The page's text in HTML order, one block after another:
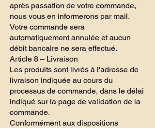
après passation de votre commande,
nous vous en informerons par mail.
Votre commande sera
automatiquement annulée et aucun
débit bancaire ne sera effectué.
Article 8 – Livraison
Les produits sont livrés à l'adresse de
livraison indiquée au cours du
processus de commande, dans le délai
indiqué sur la page de validation de la
commande.
Conformément aux dispositions